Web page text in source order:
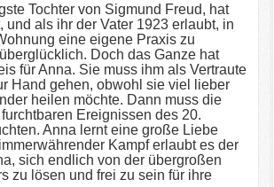
Tochter von Sigmund Freud, hat
und als ihr der Vater 1923 erlaubt, in
eine eigene Praxis zu
Doch das Ganze hat
für Anna. Sie muss ihm als Vertraute
Hand gehen, obwohl sie viel lieber
heilen möchte. Dann muss die
Ereignissen des 20.
Anna lernt eine große Liebe
Kampf erlaubt es der
sich endlich von der übergroßen
zu lösen und frei zu sein für ihre